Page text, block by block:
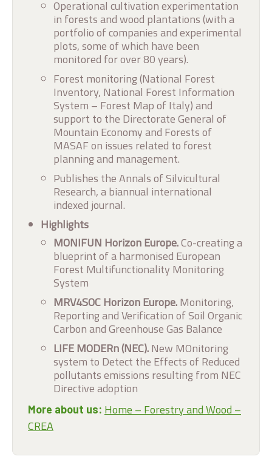
Operational cultivation experimentation
in forests and wood plantations (with a
portfolio of companies and experimental
plots, some of which have been
monitored for over 80 years).
Forest monitoring (National Forest
Inventory, National Forest Information
System – Forest Map of Italy) and
support to the Directorate General of
Mountain Economy and Forests of
MASAF on issues related to forest
planning and management.
Publishes the Annals of Silvicultural
Research, a biannual international
indexed journal.
Highlights
MONIFUN Horizon Europe.Co-creating a
blueprint of a harmonised European
Forest Multifunctionality Monitoring
System
MRV4SOC Horizon Europe.Monitoring,
Reporting and Verification of Soil Organic
Carbon and Greenhouse Gas Balance
LIFE MODERn (NEC).New MOnitoring
system to Detect the Effects of Reduced
pollutants emissions resulting from NEC
Directive adoption
More about us: Home – Forestry and Wood –
CREA